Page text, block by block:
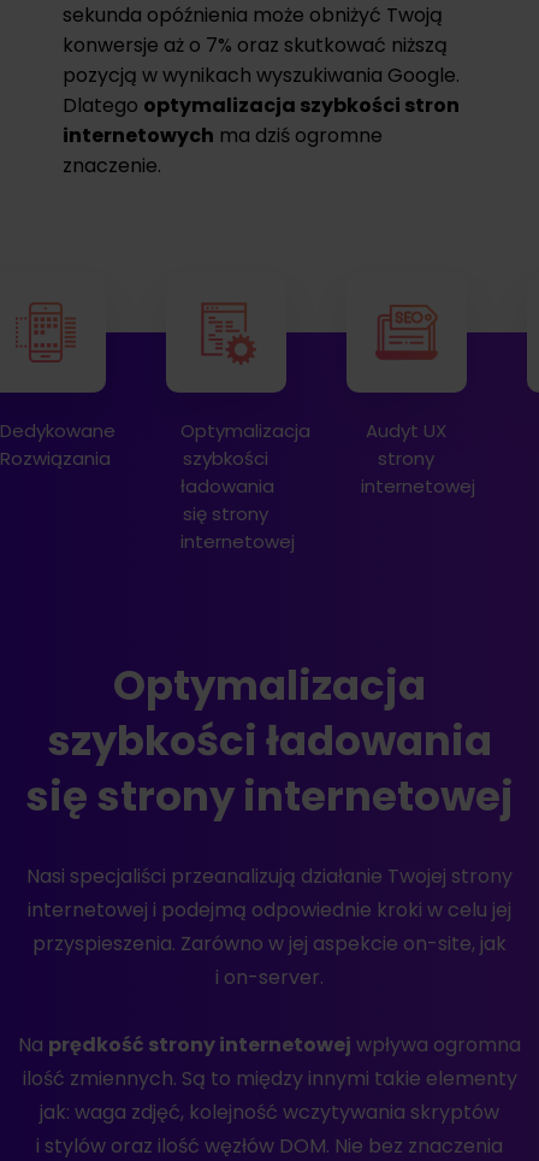
sekunda opóźnienia może obniżyć Twoją
konwersje aż o 7% oraz skutkować niższą
pozycją w wynikach wyszukiwania Google.
Dlatego optymalizacja szybkości stron
internetowych ma dziś ogromne
znaczenie.
Optymalizacja
szybkości
Audyt UX
strony
internetowej
Audyt
SEO
strony
Optymalizacja
szybkości ładowania
się strony internetowej
Nasi specjaliści przeanalizują działanie Twojej strony
internetowej i podejmą odpowiednie kroki w celu jej
przyspieszenia. Zarówno w jej aspekcie on-site, jak
i on-server.
Na prędkość strony internetowej wpływa ogromna
ilość zmiennych. Są to między innymi takie elementy
jak: waga zdjęć, kolejność wczytywania skryptów
i stylów oraz ilość węzłów DOM. Nie bez znaczenia